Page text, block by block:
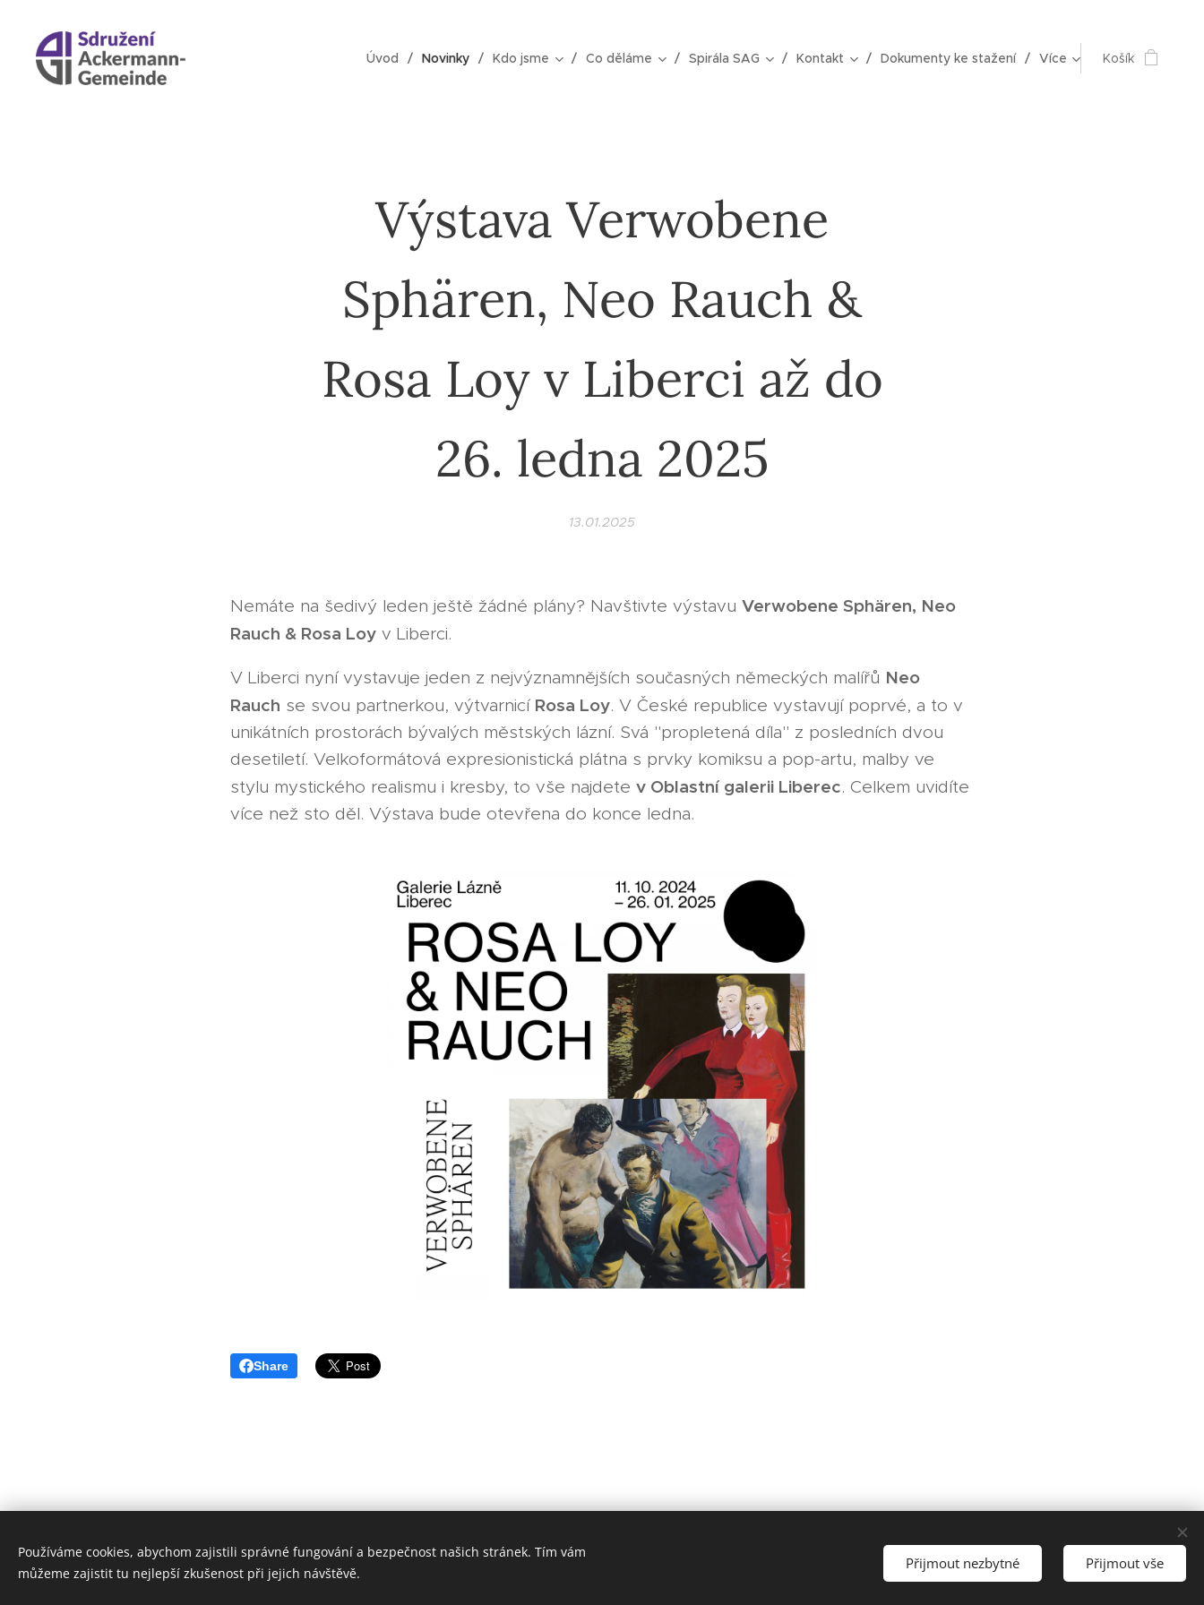
Úvod Novinky Kdo jsme Co děláme Spirála SAG Kontakt Dokumenty ke stažení Více Košík
Výstava Verwobene
Sphären, Neo Rauch &
Rosa Loy v Liberci až do
26. ledna 2025
13.01.2025
Nemáte na šedivý leden ještě žádné plány? Navštivte výstavu Verwobene Sphären, Neo
Rauch & Rosa Loy v Liberci.
V Liberci nyní vystavuje jeden z nejvýznamnějších současných německých malířů Neo
Rauch se svou partnerkou, výtvarnicí Rosa Loy. V České republice vystavují poprvé, a to v
unikátních prostorách bývalých městských lázní. Svá "propletená díla" z posledních dvou
desetiletí. Velkoformátová expresionistická plátna s prvky komiksu a pop-artu, malby ve
stylu mystického realismu i kresby, to vše najdete v Oblastní galerii Liberec. Celkem uvidíte
více než sto děl. Výstava bude otevřena do konce ledna.
Share
www.ackermann-gemeinde.cz Cookies
Čeština
Deutsch
Používáme cookies, abychom zajistili správné fungování a bezpečnost našich stránek. Tím vám
můžeme zajistit tu nejlepší zkušenost při jejich návštěvě.
Přijmout nezbytné Přijmout vše